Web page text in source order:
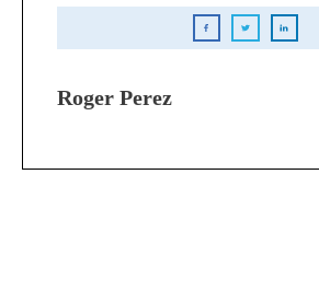
Roger Perez